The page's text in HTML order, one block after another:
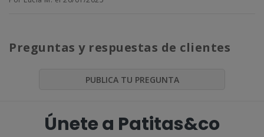
Preguntas y respuestas de clientes
PUBLICA TU PREGUNTA
Únete a Patitas&co